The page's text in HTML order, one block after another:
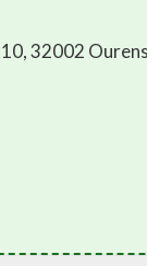
32002